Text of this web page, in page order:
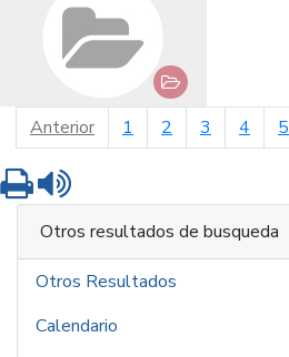
Anteriorpágina anterior
1 2 3 4 5
Imprimir
Otros resultados de busqueda
Otros Resultados
Calendario